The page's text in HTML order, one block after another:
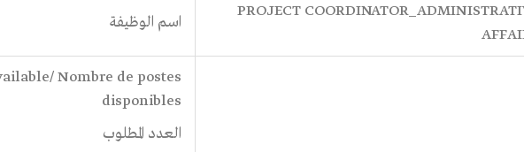
PROJECT
اسم الوظيفة
Nombre de postes
disponibles
العدد المطلوب